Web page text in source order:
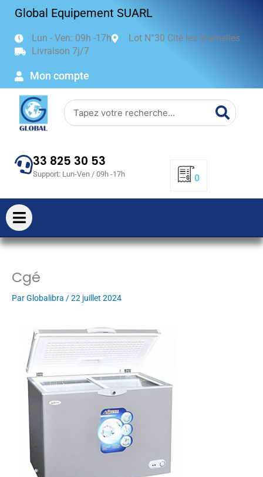
Global Equipement SUARL
Lun - Ven: 09h -17h
Lot N°30 Cité les mamelles
Livraison 7j/7
Mon compte
Search
33 825 30 53
Support: Lun-Ven / 09h -17h 0
Cgé
ParGlobalibra /22 juillet 2024